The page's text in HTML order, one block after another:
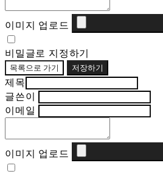
이미지 업로드
비밀글로 지정하기
목록으로 가기 저장하기
제목
글쓴이
이메일
이미지 업로드